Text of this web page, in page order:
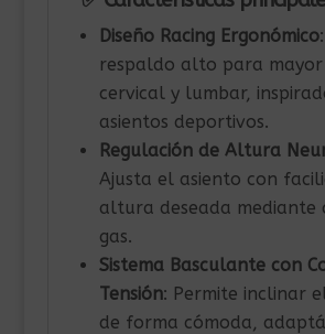
Diseño Racing Ergonómico
respaldo alto para
cervical y lumbar,
asientos deportivos.
Regulación de Altura
Ajusta el asiento con
altura deseada mediante
gas.
Sistema Basculante con
Tensión: Permite inclinar
de forma cómoda,